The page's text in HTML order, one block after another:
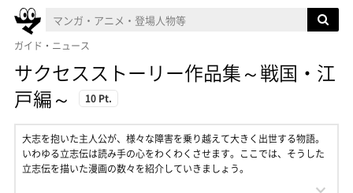
ガイド・ニュース
サクセスストーリー作品集～戦国・江
戸編～
10 Pt.
大志を抱いた主人公が、様々な障害を乗り越えて大きく出世する物語。
いわゆる立志伝は読み手の心をわくわくさせます。ここでは、そうした
立志伝を描いた漫画の数々を紹介していきましょう。